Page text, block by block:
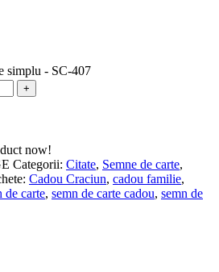
simplu - SC-407
now!
Categorii: Citate, Semne de carte,
Cadou Craciun, cadou familie,
de carte, semn de carte cadou, semn de